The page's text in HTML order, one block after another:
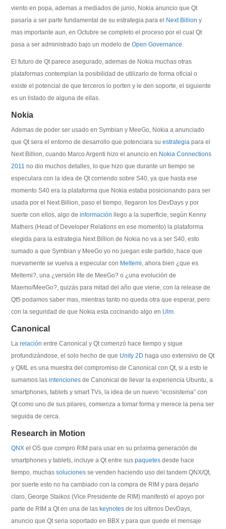
viento en popa, ademas a mediados de junio, Nokia anuncio que Qt
pasaría a ser parte fundamental de su estrategia para el
Next Billion y
mas importante aun, en Octubre se completo el proceso por el cual Qt
pasa a ser administrado bajo un modelo deOpen Governance.
El futuro de Qt parece asegurado, ademas de Nokia muchas otras
plataformas contemplan la posibilidad de utilizarlo de forma oficial o
existe el potencial de que terceros lo porten y le den soporte, el siguiente
es un listado de alguna de ellas.
Nokia
Ademas de poder ser usado en Symbian y MeeGo, Nokia a anunciado
que Qt sera el entorno de desarrollo que potenciara suestrategia para el
Next Billion, cuando Marco Argenti hizo el anuncio en Nokia Connections
2011 no dio muchos detalles, lo que hizo que durante un tiempo se
especulara con la idea de Qt corriendo sobre S40, ya que hasta ese
momento S40 era la plataforma que Nokia estaba posicionando para ser
usada por el Next Billion, paso el tiempo, llegaron los DevDays y por
suerte con ellos, algo deinformación
llego a la superficie, según Kenny
Mathers (Head of Developer Relations en ese momento) la plataforma
elegida para la estrategia Next Billion de Nokia no va a ser S40, esto
sumado a que Symbian y MeeGo yo no juegan este partido, hace que
nuevamente se vuelva a especular con Meltemi, ahora bien ¿que es
Meltemi?, una ¿versión lite de MeeGo? o ¿una evolución de
Maemo/MeeGo?, quizás para mitad del año que viene, con la release de
Qt5 podamos saber mas, mientras tanto no queda otra que esperar, pero
con la seguridad de que Nokia esta cocinando algo en Ulm.
Canonical
Larelación entre Canonical y Qt comenzó hace tiempo y sigue
profundizándose, el solo hecho de que Unity 2D haga uso extensivo de Qt
y QML es una muestra del compromiso de Canonical con Qt, si a esto le
sumamos lasintenciones de Canonical de llevar la experiencia Ubuntu, a
smartphones, tablets y smart TVs, la idea de un nuevo “ecosistema” con
Qt como uno de sus pilares, comienza a tomar forma y merece la pena ser
seguida de cerca.
Research in Motion
QNX el OS que compro RIM para usar en su próxima generación de
smartphones y tablets, incluye a Qt entre suspaquetes desde hace
tiempo, muchassoluciones se venden haciendo uso del tandem QNX/Qt,
por suerte esto no ha cambiado con la compra de RIM y para dejarlo
claro, George Staikos (Vice Presidente de RIM) manifestó el apoyo por
parte de RIM a Qt en una de las keynotes de los ultimos DevDays,
anuncio que Qt seria soportado en BBX y para que quede el mensaje